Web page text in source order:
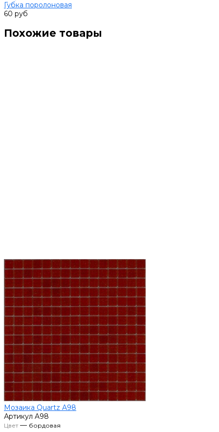
Губка поролоновая
60 руб
Похожие товары
Мозаика Quartz A98
Артикул A98
Цвет— бордовая